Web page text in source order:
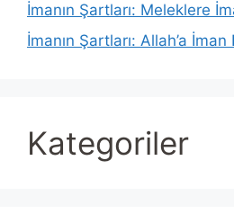
İmanın Şartları: Meleklere
İmanın Şartları: Allah’a İman
Kategoriler